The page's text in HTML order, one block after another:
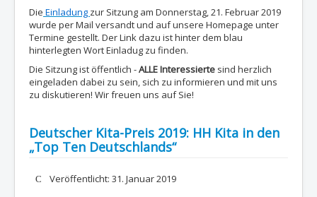
Die Einladung zur Sitzung am Donnerstag, 21. Februar 2019
wurde per Mail versandt und auf unsere Homepage unter
Termine gestellt. Der Link dazu ist hinter dem blau
hinterlegten Wort Einladug zu finden.
Die Sitzung ist öffentlich -ALLE Interessierte sind herzlich
eingeladen dabei zu sein, sich zu informieren und mit uns
zu diskutieren! Wir freuen uns auf Sie!
Deutscher Kita-Preis 2019: HH Kita in den
„Top Ten Deutschlands“
DetailsVeröffentlicht: 31. Januar 2019